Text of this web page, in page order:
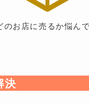
お店に売るか悩ん
決